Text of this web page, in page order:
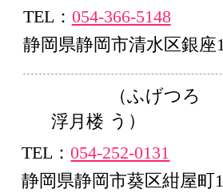
TEL： 054-366-5148
静岡県静岡市清水区銀座
浮月楼
（ふげつろ
う）
TEL：054-252-0131
静岡県静岡市葵区紺屋町